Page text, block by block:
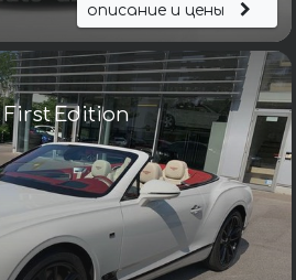
описание и цены
First Edition